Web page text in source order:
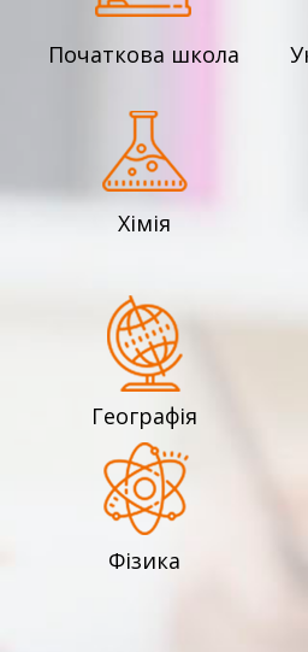
Початкова школа
Хімія
Географія
Фізика